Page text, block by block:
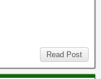
Read Post